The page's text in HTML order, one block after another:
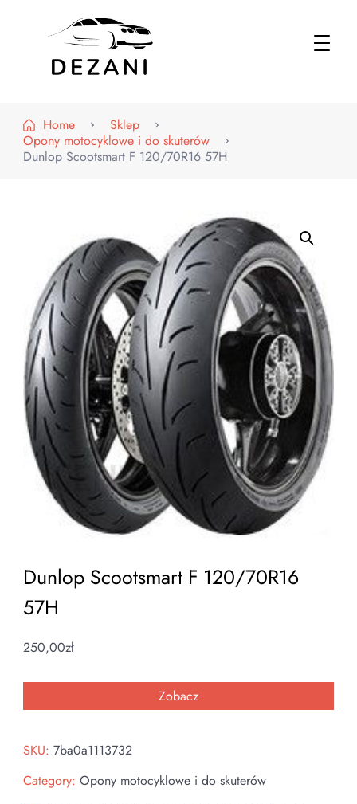
Home
Sklep
Opony motocyklowe i do skuterów
Dunlop Scootsmart F 120/70R16 57H
Dunlop Scootsmart F 120/70R16
57H
250,00zł
Zobacz
SKU: 7ba0a1113732
Category: Opony motocyklowe i do skuterów